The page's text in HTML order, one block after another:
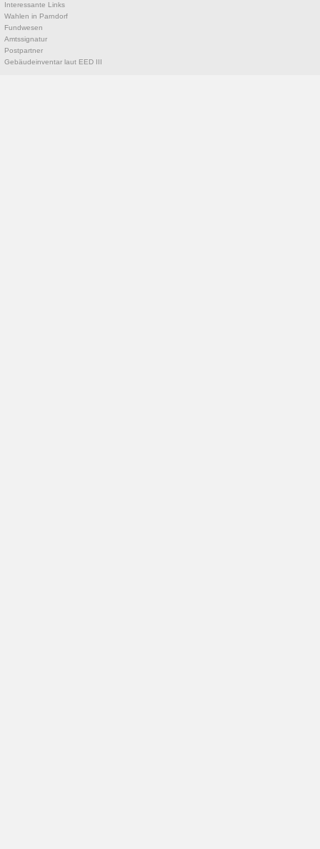
Interessante Links
Wahlen in Parndorf
Fundwesen
Amtssignatur
Postpartner
Gebäudeinventar laut EED III